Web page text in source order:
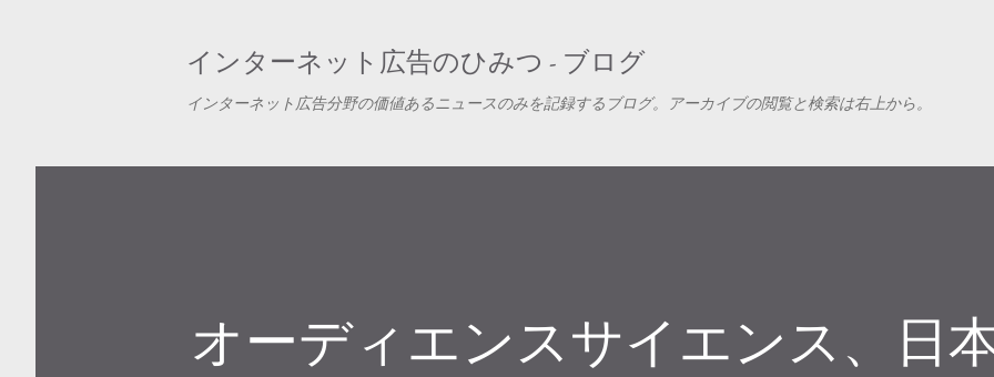
インターネット広告のひみつ - ブログ
インターネット広告分野の価値あるニュースのみを記録するブログ。アーカイブの閲覧と検索は右上から。
オーディエンスサイエンス、日